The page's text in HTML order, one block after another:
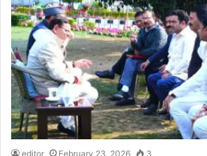
editor February 23, 2026 3